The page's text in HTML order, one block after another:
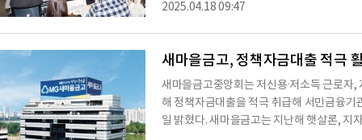
해외직접투자 핵심강의 ▲환리스크 관리방
의 최신 정보와 실무 역량 강화를 위한 교육
전망 강의'를 통해 최근 미국의 상호관세 도
2025.04.18 09:47
새마을금고, 정책자금대출 적극
새마을금고중앙회는 저신용·저소득 근로자
해 정책자금대출을 적극 취급해 서민금융
일 밝혔다. 새마을금고는 지난해 햇살론, 지